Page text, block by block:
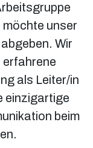
unser
Wir
erfahrene
als Leiter/in
einzigartige
beim